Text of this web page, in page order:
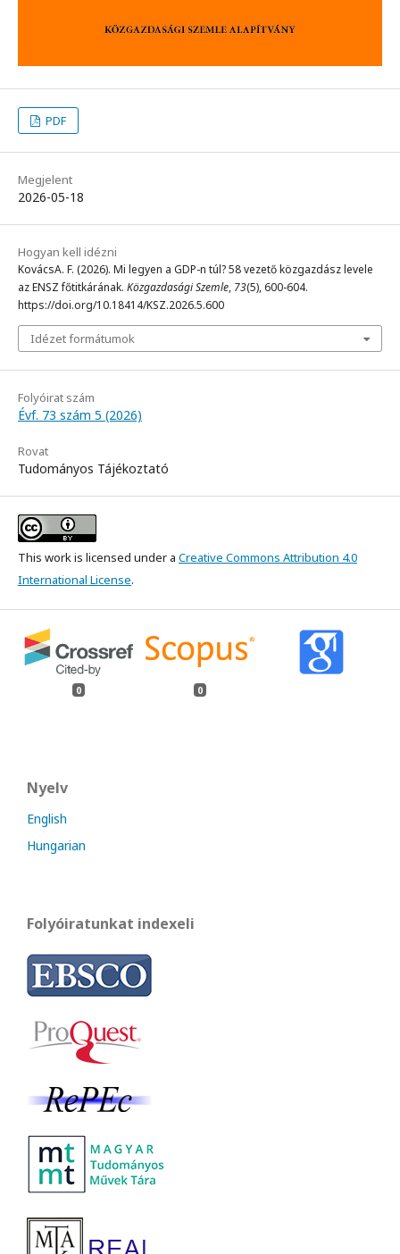
PDF
Megjelent
2026-05-18
Hogyan kell idézni
KovácsA. F. (2026). Mi legyen a GDP-n túl? 58 vezető közgazdász levele
az ENSZ főtitkárának. Közgazdasági Szemle, 73(5), 600-604.
https://doi.org/10.18414/KSZ.2026.5.600
Idézet formátumok
Folyóirat szám
Évf. 73 szám 5 (2026)
Rovat
Tudományos Tájékoztató
This work is licensed under a Creative Commons Attribution 4.0
International License.
0 0
Nyelv
English
Hungarian
Folyóiratunkat indexeli